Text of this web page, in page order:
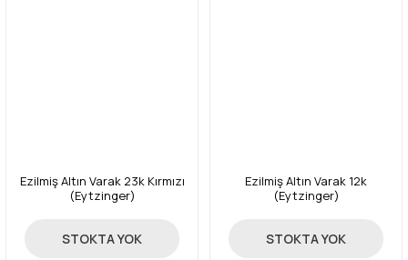
Ezilmiş Altın Varak 23k Kırmızı
(Eytzinger)
6.160,00 TL
STOKTA YOK
Ezilmiş Altın Varak 12k
(Eytzinger)
5.100,00 TL
STOKTA YOK